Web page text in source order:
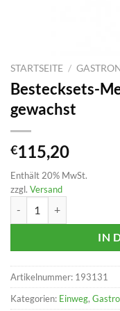
STARTSEITE /
Bestecksets-
gewachst
€115,20
Enthält 20% MwSt.
zzgl. Versand
IN
Artikelnummer: 193131
Kategorien: Einweg,